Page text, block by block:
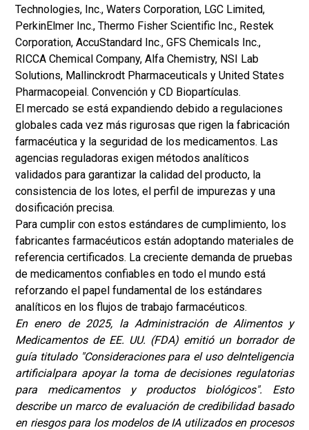
Technologies, Inc., Waters Corporation, LGC Limited,
PerkinElmer Inc., Thermo Fisher Scientific Inc., Restek
Corporation, AccuStandard Inc., GFS Chemicals Inc.,
RICCA Chemical Company, Alfa Chemistry, NSI Lab
Solutions, Mallinckrodt Pharmaceuticals y United States
Pharmacopeial. Convención y CD Biopartículas.
El mercado se está expandiendo debido a regulaciones
globales cada vez más rigurosas que rigen la fabricación
farmacéutica y la seguridad de los medicamentos. Las
agencias reguladoras exigen métodos analíticos
validados para garantizar la calidad del producto, la
consistencia de los lotes, el perfil de impurezas y una
dosificación precisa.
Para cumplir con estos estándares de cumplimiento, los
fabricantes farmacéuticos están adoptando materiales de
referencia certificados. La creciente demanda de pruebas
de medicamentos confiables en todo el mundo está
reforzando el papel fundamental de los estándares
analíticos en los flujos de trabajo farmacéuticos.
En enero de 2025, la Administración de Alimentos y
Medicamentos de EE. UU. (FDA) emitió un borrador de
guía titulado "Consideraciones para el uso deInteligencia
artificialpara apoyar la toma de decisiones regulatorias
para medicamentos y productos biológicos". Esto
describe un marco de evaluación de credibilidad basado
en riesgos para los modelos de IA utilizados en procesos